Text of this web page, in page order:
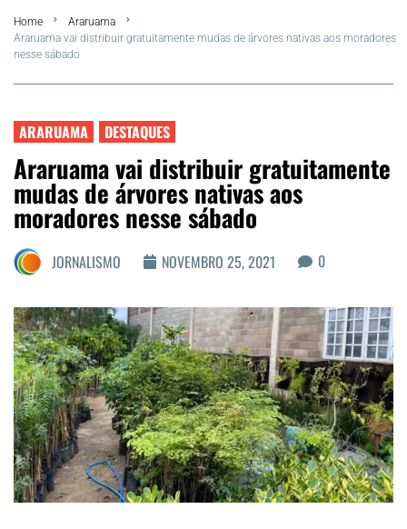
Summer
Araruama
Região dos Lagos
Agenda Cultural
Colunistas
Matérias Exclusivas
Home
Araruama
Araruama vai distribuir gratuitamente mudas de árvores nativas aos moradores
nesse sábado
ARARUAMA DESTAQUES
Araruama vai distribuir gratuitamente
mudas de árvores nativas aos
moradores nesse sábado
JORNALISMO NOVEMBRO 25, 2021 0